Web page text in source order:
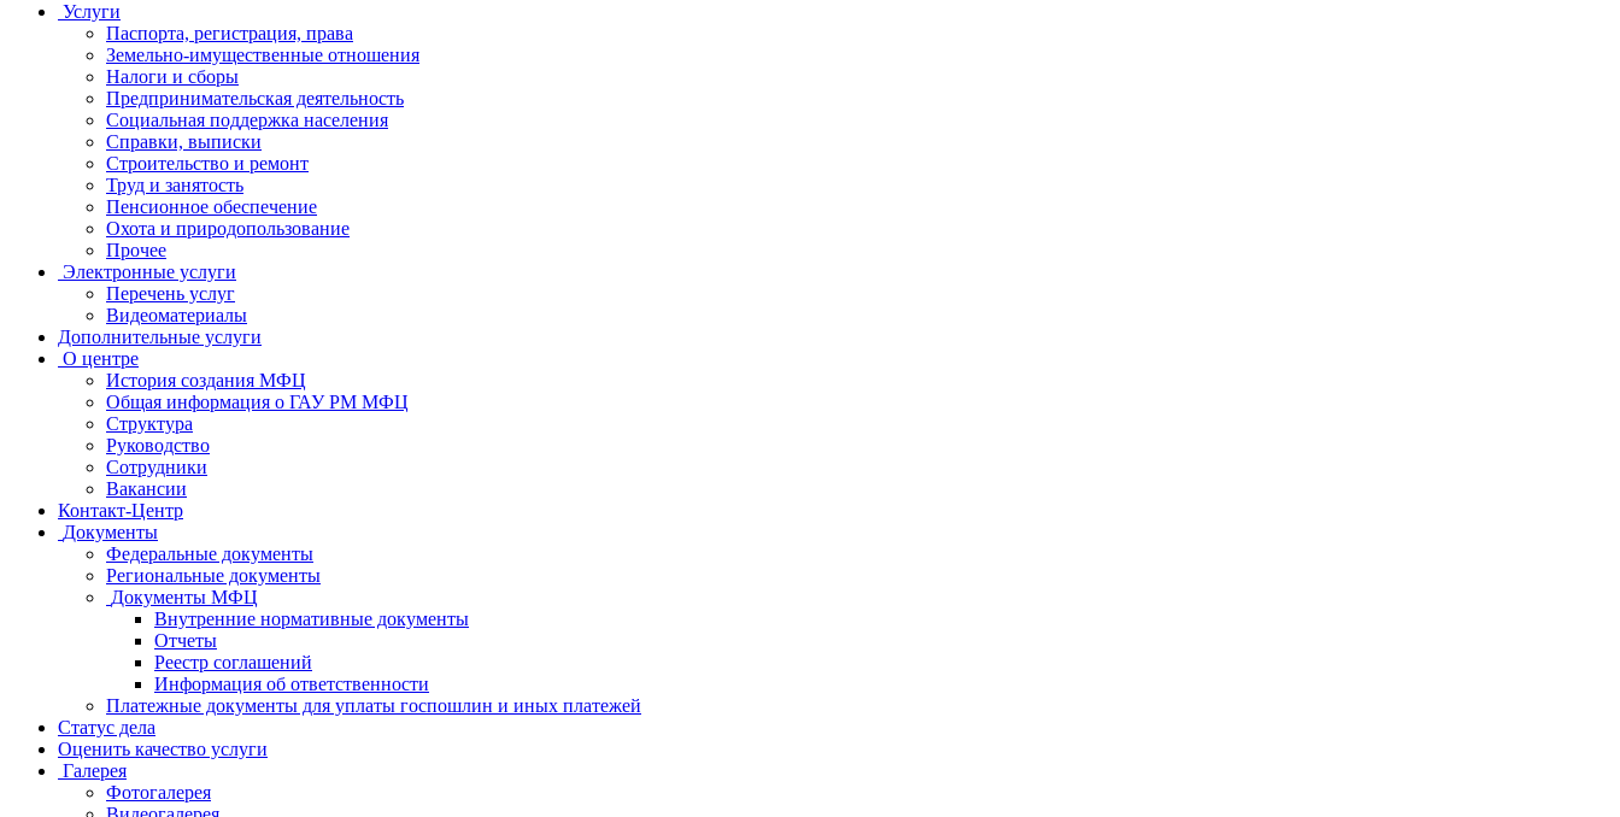
Услуги
Паспорта, регистрация, права
Земельно-имущественные отношения
Налоги и сборы
Предпринимательская деятельность
Социальная поддержка населения
Справки, выписки
Строительство и ремонт
Труд и занятость
Пенсионное обеспечение
Охота и природопользование
Прочее
Электронные услуги
Перечень услуг
Видеоматериалы
Дополнительные услуги
О центре
История создания МФЦ
Общая информация о ГАУ РМ МФЦ
Структура
Руководство
Сотрудники
Вакансии
Контакт-Центр
Документы
Федеральные документы
Региональные документы
Документы МФЦ
Внутренние нормативные документы
Отчеты
Реестр соглашений
Информация об ответственности
Платежные документы для уплаты госпошлин и иных платежей
Статус дела
Оценить качество услуги
Галерея
Фотогалерея